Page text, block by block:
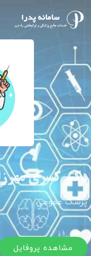
دکتر کسری
پزشک عمومی
مشاهده پروفایل